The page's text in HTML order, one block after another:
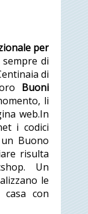
per
di
di
Buoni
li
web.In
i codici
Buono
risulta
Un
le
con